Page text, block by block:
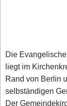
Die
liegt im
Rand von Berlin
selbständigen
Der